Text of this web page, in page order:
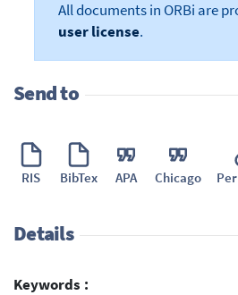
All documents in ORBi are
user license.
Send to
RIS BibTex APA Chicago
Details
Keywords :